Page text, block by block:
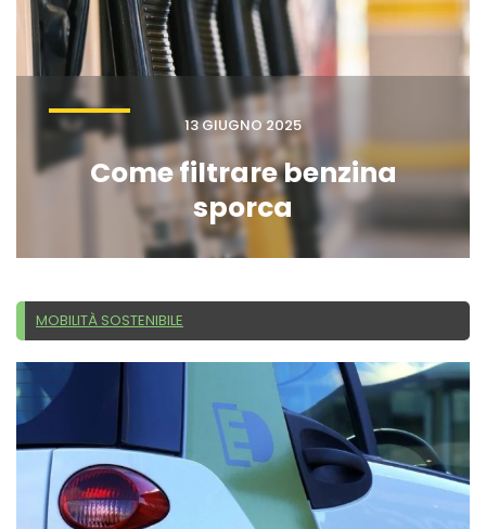
13 GIUGNO 2025
Come filtrare benzina
sporca
MOBILITÀ SOSTENIBILE